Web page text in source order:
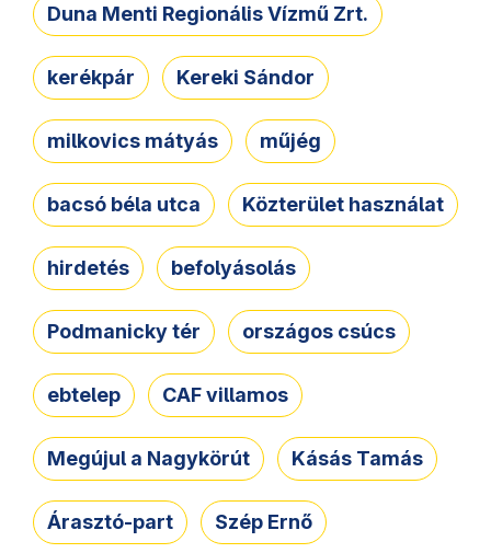
Duna Menti Regionális Vízmű Zrt.
kerékpár Kereki Sándor
milkovics mátyás műjég
bacsó béla utca Közterület használat
hirdetés befolyásolás
Podmanicky tér országos csúcs
ebtelep CAF villamos
Megújul a Nagykörút Kásás Tamás
Árasztó-part Szép Ernő